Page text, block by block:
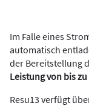
Im Falle eines
automatisch
der Bereitstellung
Leistung von bis
Resu13 verfügt